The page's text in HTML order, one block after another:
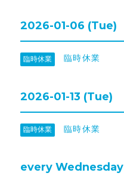
2026-01-06 (Tue)
臨時休業 臨時休業
2026-01-13 (Tue)
臨時休業 臨時休業
every Wednesday